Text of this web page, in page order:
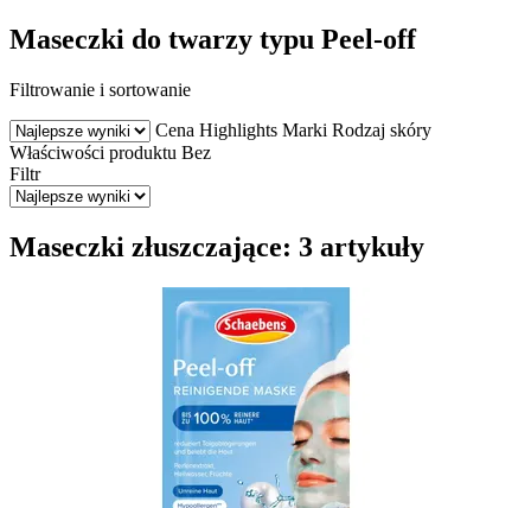
Maseczki do twarzy typu Peel-off
Filtrowanie i sortowanie
Cena Highlights Marki Rodzaj skóry
Właściwości produktu Bez
Filtr
Maseczki złuszczające: 3 artykuły